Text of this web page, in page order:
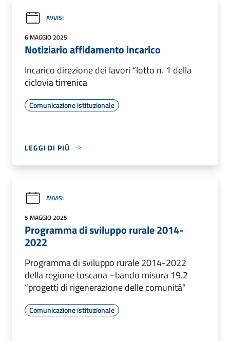
AVVISI
6 MAGGIO 2025
Notiziario affidamento incarico
Incarico direzione dei lavori “lotto n. 1 della
ciclovia tirrenica
Comunicazione istituzionale
LEGGI DI PIÙ
AVVISI
5 MAGGIO 2025
Programma di sviluppo rurale 2014-
2022
Programma di sviluppo rurale 2014-2022
della regione toscana –bando misura 19.2
“progetti di rigenerazione delle comunità"
Comunicazione istituzionale